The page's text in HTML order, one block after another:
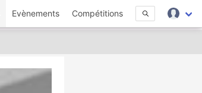
Evènements Compétitions